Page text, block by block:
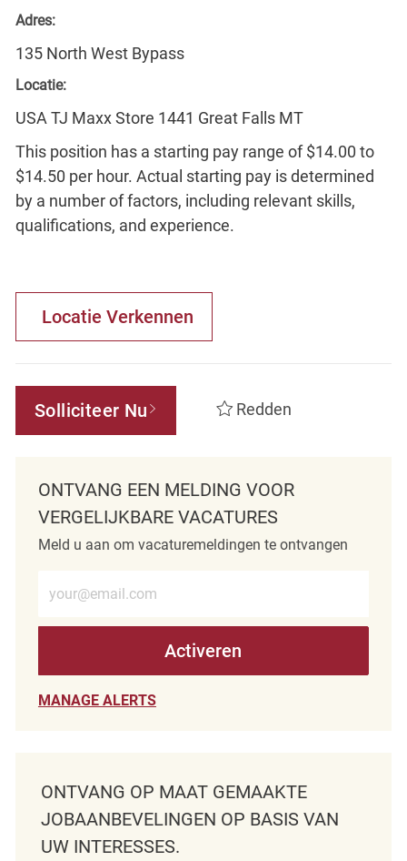
Adres:
135 North West Bypass
Locatie:
USA TJ Maxx Store 1441 Great Falls MT
This position has a starting pay range of $14.00 to
$14.50 per hour. Actual starting pay is determined
by a number of factors, including relevant skills,
qualifications, and experience.
Locatie Verkennen
Solliciteer Nu Redden
ONTVANG EEN MELDING VOOR
VERGELIJKBARE VACATURES
Meld u aan om vacaturemeldingen te ontvangen
Activeren
MANAGE ALERTS
ONTVANG OP MAAT GEMAAKTE
JOBAANBEVELINGEN OP BASIS VAN
UW INTERESSES.